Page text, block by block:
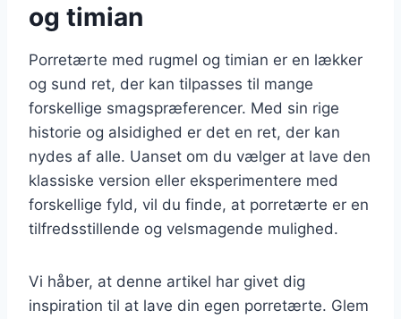
og timian
Porretærte med rugmel og timian er en lækker
og sund ret, der kan tilpasses til mange
forskellige smagspræferencer. Med sin rige
historie og alsidighed er det en ret, der kan
nydes af alle. Uanset om du vælger at lave den
klassiske version eller eksperimentere med
forskellige fyld, vil du finde, at porretærte er en
tilfredsstillende og velsmagende mulighed.
Vi håber, at denne artikel har givet dig
inspiration til at lave din egen porretærte. Glem